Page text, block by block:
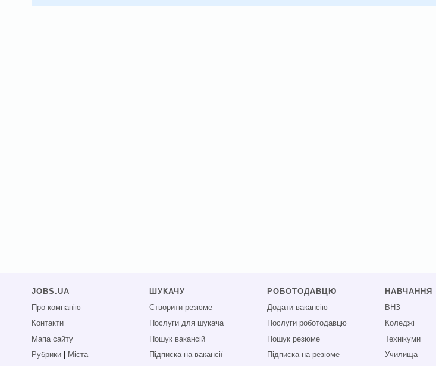
JOBS.UA
Про компанію
Контакти
Мапа сайту
Рубрики
Міста
ШУКАЧУ
Створити резюме
Послуги для шукача
Пошук вакансій
Підписка на вакансії
РОБОТОДАВЦЮ
Додати вакансію
Послуги роботодавцю
Пошук резюме
Підписка на резюме
НАВЧАННЯ
ВНЗ
Коледжі
Технікуми
Училища